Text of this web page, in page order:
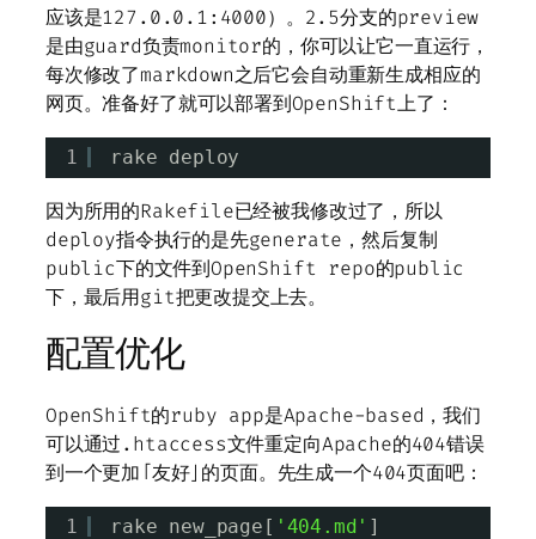
应该是127.0.0.1:4000）。2.5分支的preview
是由guard负责monitor的，你可以让它一直运行，
每次修改了markdown之后它会自动重新生成相应的
网页。准备好了就可以部署到OpenShift上了：
1 rake deploy
因为所用的Rakefile已经被我修改过了，所以
deploy指令执行的是先generate，然后复制
public下的文件到OpenShift repo的public
下，最后用git把更改提交上去。
配置优化
OpenShift的ruby app是Apache-based，我们
可以通过.htaccess文件重定向Apache的404错误
到一个更加「友好」的页面。先生成一个404页面吧：
1 rake new_page[ '404.md' ]